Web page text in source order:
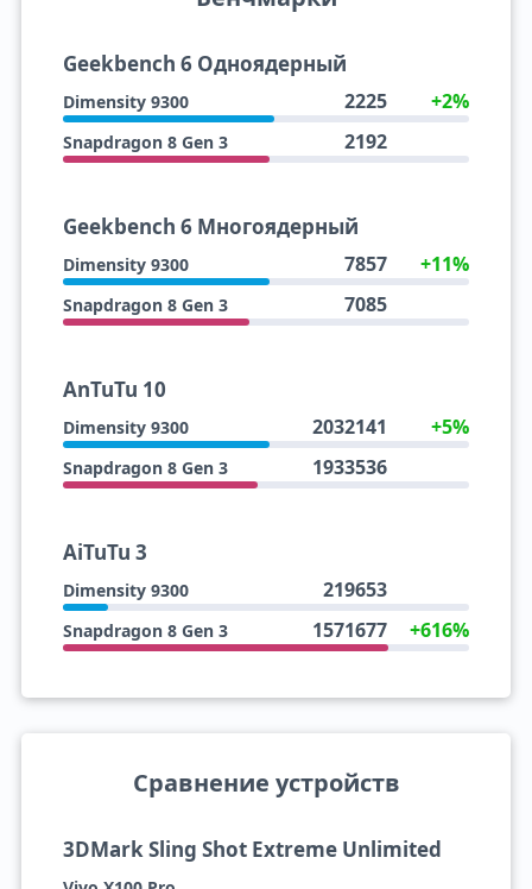
Geekbench 6 Одноядерный
Dimensity 9300 2225 +2%
Snapdragon 8 Gen 3 2192
Geekbench 6 Многоядерный
Dimensity 9300 7857 +11%
Snapdragon 8 Gen 3 7085
AnTuTu 10
Dimensity 9300 2032141 +5%
Snapdragon 8 Gen 3 1933536
AiTuTu 3
Dimensity 9300 219653
Snapdragon 8 Gen 3 1571677 +616%
Сравнение устройств
3DMark Sling Shot Extreme Unlimited